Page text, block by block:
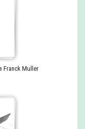
Franck Muller